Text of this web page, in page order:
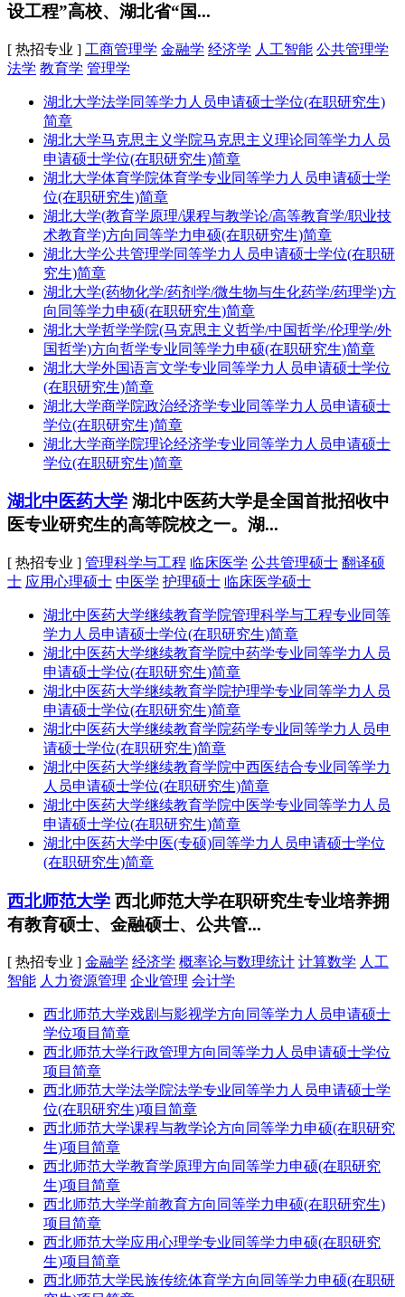
设工程”高校、湖北省“国...
[ 热招专业 ] 工商管理学 金融学 经济学 人工智能 公共管理学
法学 教育学 管理学
湖北大学法学同等学力人员申请硕士学位(在职研究生)
简章
湖北大学马克思主义学院马克思主义理论同等学力人员
申请硕士学位(在职研究生)简章
湖北大学体育学院体育学专业同等学力人员申请硕士学
位(在职研究生)简章
湖北大学(教育学原理/课程与教学论/高等教育学/职业技
术教育学)方向同等学力申硕(在职研究生)简章
湖北大学公共管理学同等学力人员申请硕士学位(在职研
究生)简章
湖北大学(药物化学/药剂学/微生物与生化药学/药理学)方
向同等学力申硕(在职研究生)简章
湖北大学哲学学院(马克思主义哲学/中国哲学/伦理学/外
国哲学)方向哲学专业同等学力申硕(在职研究生)简章
湖北大学外国语言文学专业同等学力人员申请硕士学位
(在职研究生)简章
湖北大学商学院政治经济学专业同等学力人员申请硕士
学位(在职研究生)简章
湖北大学商学院理论经济学专业同等学力人员申请硕士
学位(在职研究生)简章
湖北中医药大学 湖北中医药大学是全国首批招收中
医专业研究生的高等院校之一。湖...
[ 热招专业 ] 管理科学与工程 临床医学 公共管理硕士 翻译硕
士 应用心理硕士 中医学 护理硕士 临床医学硕士
湖北中医药大学继续教育学院管理科学与工程专业同等
学力人员申请硕士学位(在职研究生)简章
湖北中医药大学继续教育学院中药学专业同等学力人员
申请硕士学位(在职研究生)简章
湖北中医药大学继续教育学院护理学专业同等学力人员
申请硕士学位(在职研究生)简章
湖北中医药大学继续教育学院药学专业同等学力人员申
请硕士学位(在职研究生)简章
湖北中医药大学继续教育学院中西医结合专业同等学力
人员申请硕士学位(在职研究生)简章
湖北中医药大学继续教育学院中医学专业同等学力人员
申请硕士学位(在职研究生)简章
湖北中医药大学中医(专硕)同等学力人员申请硕士学位
(在职研究生)简章
西北师范大学 西北师范大学在职研究生专业培养拥
有教育硕士、金融硕士、公共管...
[ 热招专业 ] 金融学 经济学 概率论与数理统计 计算数学 人工
智能 人力资源管理 企业管理 会计学
西北师范大学戏剧与影视学方向同等学力人员申请硕士
学位项目简章
西北师范大学行政管理方向同等学力人员申请硕士学位
项目简章
西北师范大学法学院法学专业同等学力人员申请硕士学
位(在职研究生)项目简章
西北师范大学课程与教学论方向同等学力申硕(在职研究
生)项目简章
西北师范大学教育学原理方向同等学力申硕(在职研究
生)项目简章
西北师范大学学前教育方向同等学力申硕(在职研究生)
项目简章
西北师范大学应用心理学专业同等学力申硕(在职研究
生)项目简章
西北师范大学民族传统体育学方向同等学力申硕(在职研